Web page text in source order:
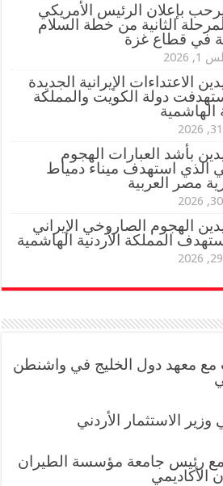
بإعلان الرئيس الأمريكي
الثانية من خطة السلام
في قطاع غزة
2026
الاعتداءات الإيرانية الجديدة
دولة الكويت والمملكة
الهاشمية
بأشد العبارات الهجوم
الذي استهدف ميناء دمياط
مصر العربية
الهجوم الصاروخي الإيراني
المملكة الأردنية الهاشمية
مع معهد دول الخليج في واشنطن
الاستثمار الأردني
رئيس جامعة مؤسسة الطيران
الأكاديمي